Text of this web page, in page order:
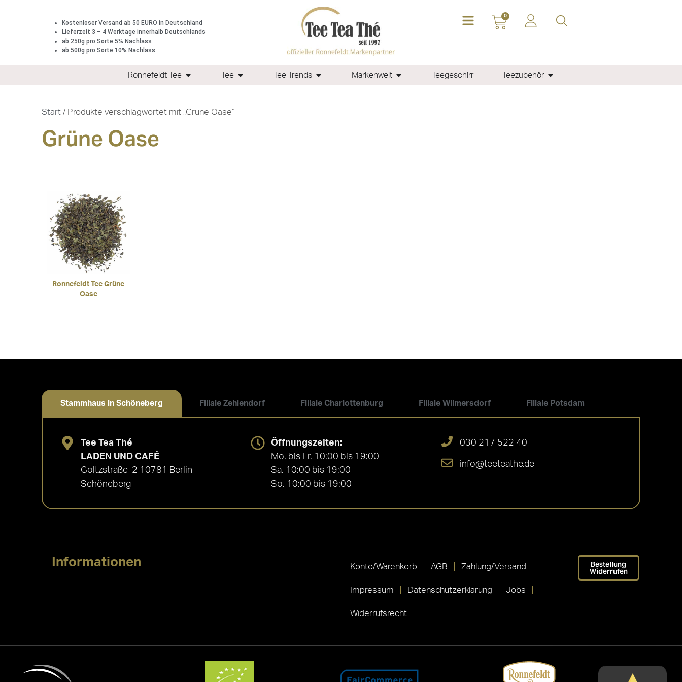
Kostenloser Versand ab 50 EURO in Deutschland
Lieferzeit 3 – 4 Werktage innerhalb Deutschlands
ab 250g pro Sorte 5% Nachlass
ab 500g pro Sorte 10% Nachlass
0
Ronnefeldt Tee Tee Tee Trends Markenwelt Teegeschirr Teezubehör
Start / Produkte verschlagwortet mit „Grüne Oase“
Grüne Oase
Ronnefeldt Tee Grüne
Oase
Stammhaus in Schöneberg Filiale Zehlendorf Filiale Charlottenburg Filiale Wilmersdorf Filiale Potsdam
Tee Tea Thé
LADEN UND CAFÉ
Goltzstraße 2 10781 Berlin
Schöneberg
Öffnungszeiten:
Mo. bis Fr. 10:00 bis 19:00
Sa. 10:00 bis 19:00
So. 10:00 bis 19:00
030 217 522 40
info@teeteathe.de
Informationen Konto/Warenkorb AGB Zahlung/Versand
Impressum Datenschutzerklärung Jobs
Widerrufsrecht
Bestellung
Widerrufen